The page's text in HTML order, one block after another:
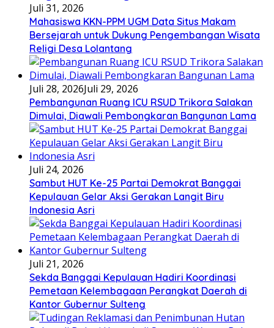
Juli 31, 2026
Mahasiswa KKN-PPM UGM Data Situs Makam
Bersejarah untuk Dukung Pengembangan Wisata
Religi Desa Lolantang
Juli 28, 2026Juli 29, 2026
Pembangunan Ruang ICU RSUD Trikora Salakan
Dimulai, Diawali Pembongkaran Bangunan Lama
Juli 24, 2026
Sambut HUT Ke-25 Partai Demokrat Banggai
Kepulauan Gelar Aksi Gerakan Langit Biru
Indonesia Asri
Juli 21, 2026
Sekda Banggai Kepulauan Hadiri Koordinasi
Pemetaan Kelembagaan Perangkat Daerah di
Kantor Gubernur Sulteng